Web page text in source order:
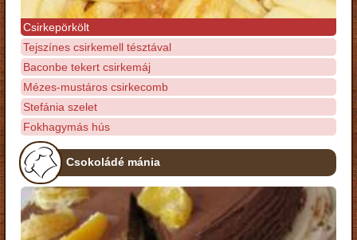
Csirkepörkölt
Tejszínes csirkemell tésztával
Baconbe tekert csirkemáj
Mézes-mustáros csirkecomb
Stefánia szelet
Fokhagymás hús
Csokoládé mánia